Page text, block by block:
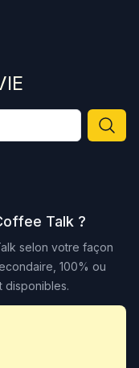
Talk ?
selon votre façon
100% ou
disponibles.